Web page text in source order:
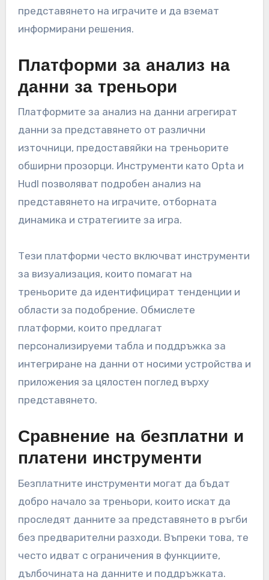
представянето на играчите и да вземат
информирани решения.
Платформи за анализ на
данни за треньори
Платформите за анализ на данни агрегират
данни за представянето от различни
източници, предоставяйки на треньорите
обширни прозорци. Инструменти като Opta и
Hudl позволяват подробен анализ на
представянето на играчите, отборната
динамика и стратегиите за игра.
Тези платформи често включват инструменти
за визуализация, които помагат на
треньорите да идентифицират тенденции и
области за подобрение. Обмислете
платформи, които предлагат
персонализируеми табла и поддръжка за
интегриране на данни от носими устройства и
приложения за цялостен поглед върху
представянето.
Сравнение на безплатни и
платени инструменти
Безплатните инструменти могат да бъдат
добро начало за треньори, които искат да
проследят данните за представянето в ръгби
без предварителни разходи. Въпреки това, те
често идват с ограничения в функциите,
дълбочината на данните и поддръжката.